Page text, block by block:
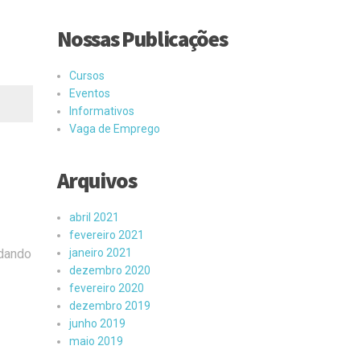
Nossas Publicações
Cursos
Eventos
Informativos
Vaga de Emprego
Arquivos
abril 2021
fevereiro 2021
janeiro 2021
dezembro 2020
fevereiro 2020
dezembro 2019
junho 2019
maio 2019